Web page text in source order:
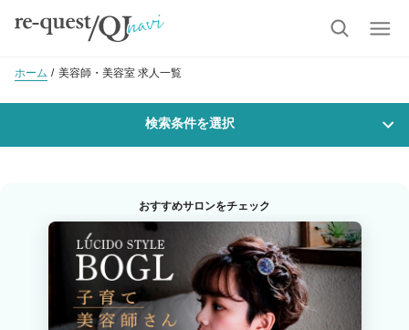
ホーム 美容師・美容室 求人一覧
検索条件を選択
沿線・駅を選択 市区町村を選択
おすすめサロンをチェック